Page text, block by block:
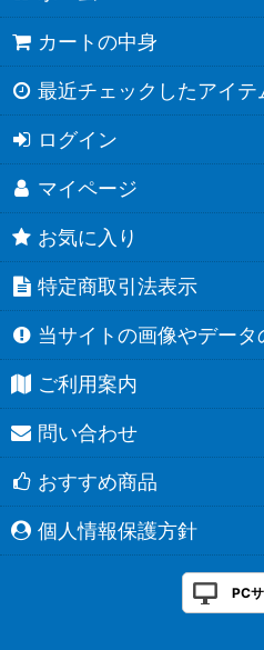
カートの中身
最近チェックしたアイテ
ログイン
マイページ
お気に入り
特定商取引法表示
当サイトの画像やデータ
ご利用案内
問い合わせ
おすすめ商品
個人情報保護方針
PC